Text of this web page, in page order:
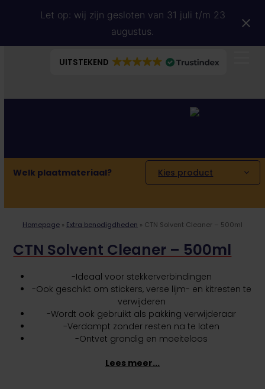
Let op: wij zijn gesloten van 31 juli t/m 23
augustus.
UITSTEKEND
Welk plaatmateriaal? Kies product
Homepage » Extra benodigdheden » CTN Solvent Cleaner – 500ml
CTN Solvent Cleaner – 500ml
-Ideaal voor stekkerverbindingen
-Ook geschikt om stickers, verse lijm- en kitresten te
verwijderen
-Wordt ook gebruikt als pakking verwijderaar
-Verdampt zonder resten na te laten
-Ontvet grondig en moeiteloos
Lees meer...